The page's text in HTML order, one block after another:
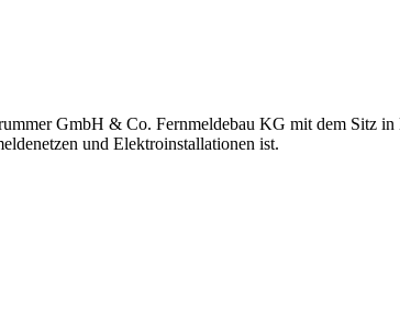
GmbH & Co. Fernmeldebau KG mit dem Sitz
und Elektroinstallationen ist.